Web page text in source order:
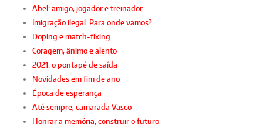
Abel: amigo, jogador e treinador
Imigração ilegal. Para onde vamos?
Doping e match-fixing
Coragem, ânimo e alento
2021: o pontapé de saída
Novidades em fim de ano
Época de esperança
Até sempre, camarada Vasco
Honrar a memória, construir o futuro